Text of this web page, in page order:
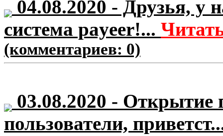
04.08.2020 - Друзья, у
система payeer!...
(комментариев: 0)
03.08.2020 - Открытие
пользователи,